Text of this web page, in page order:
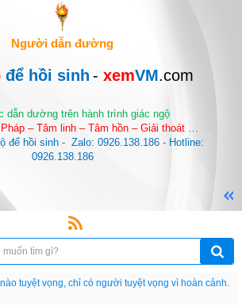
Người dẫn đường
để hồi sinh - xemVM.com
dẫn dường trên hành trình giác ngộ
– Tâm linh – Tâm hồn – Giải thoát …
để hồi sinh -  Zalo: 0926.138.186 - Hotline:
0926.138.186
tuyệt vọng, chỉ có người tuyệt vọng vì hoàn cảnh.